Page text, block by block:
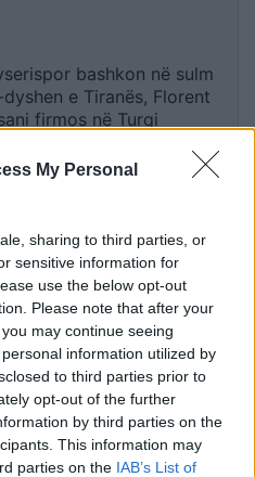
My Personal
sharing to third parties, or
sensitive information for
use the below opt-out
Please note that after your
may continue seeing
information utilized by
to third parties prior to
opt-out of the further
by third parties on the
This information may
parties on the IAB’s List of
bashkon në sulm
dyshen e Tiranës, Florent
firmos në Turqi
jetën një shofer dhe
rëndë një tjetër